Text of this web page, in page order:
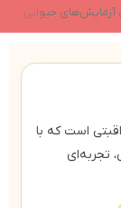
آزمایش‌های حیوانی
است که با
تجربه‌ای